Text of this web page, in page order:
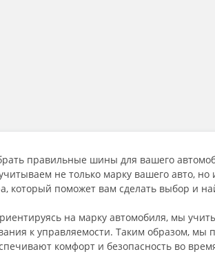
правильные шины для вашего
не только марку вашего авто,
который поможет вам сделать выбор и
на марку автомобиля, мы
к управляемости. Таким образом,
комфорт и безопасность во